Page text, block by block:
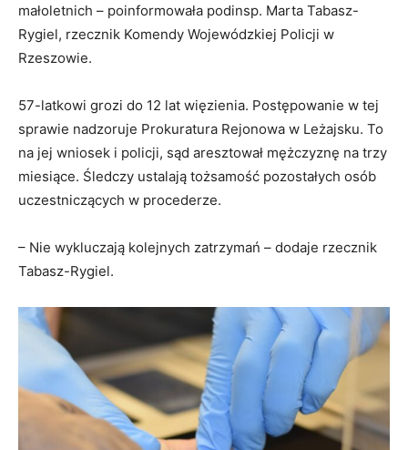
małoletnich – poinformowała podinsp. Marta Tabasz-
Rygiel, rzecznik Komendy Wojewódzkiej Policji w
Rzeszowie.
57-latkowi grozi do 12 lat więzienia. Postępowanie w tej
sprawie nadzoruje Prokuratura Rejonowa w Leżajsku. To
na jej wniosek i policji, sąd aresztował mężczyznę na trzy
miesiące. Śledczy ustalają tożsamość pozostałych osób
uczestniczących w procederze.
– Nie wykluczają kolejnych zatrzymań – dodaje rzecznik
Tabasz-Rygiel.